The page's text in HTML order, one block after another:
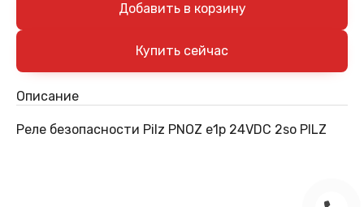
Добавить в корзину
Описание
Реле безопасности Pilz PNOZ e1p 24VDC 2so PILZ